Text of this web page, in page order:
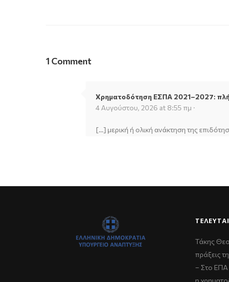
1 Comment
Χρηματοδότηση ΕΣΠΑ 2021–2027:
4 Αυγούστου, 2026 at 8:55 πμ ·
[…] μερική ή ολική ανάκτηση της
Τάκης
πράξεις
– Στο ΕΠΑ
η